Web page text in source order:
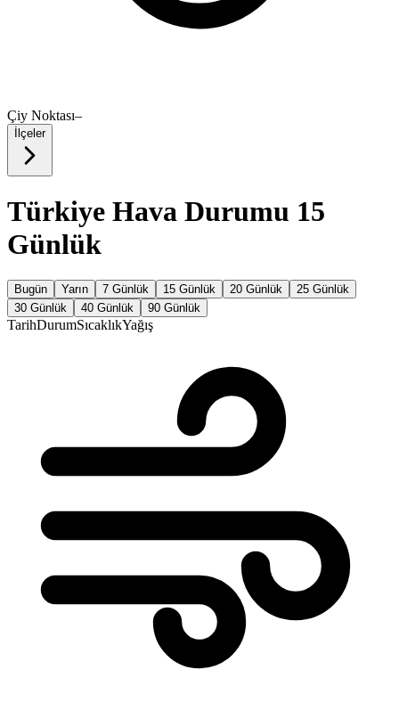
Çiy Noktası–
İlçeler
Türkiye Hava Durumu 15
Günlük
Bugün Yarın 7 Günlük 15 Günlük 20 Günlük
25 Günlük
30 Günlük
40 Günlük 90 Günlük
TarihDurumSıcaklıkYağış